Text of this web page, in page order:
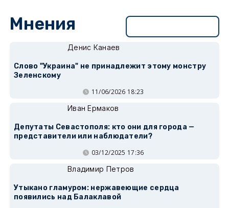
Мнения
Денис Канаев
Слово "Украина" не принадлежит этому монстру
Зеленскому
11/06/2026 18:23
Иван Ермаков
Депутаты Севастополя: кто они для города —
представители или наблюдатели?
03/12/2025 17:36
Владимир Петров
Утыкано гламуром: нержавеющие сердца
появились над Балаклавой